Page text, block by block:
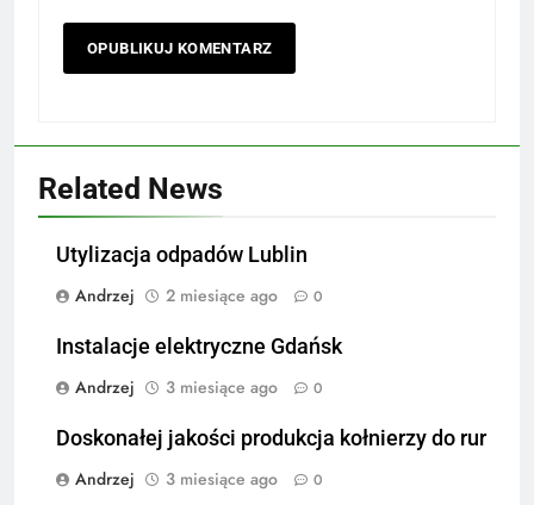
Related News
Utylizacja odpadów Lublin
Andrzej
2 miesiące ago 0
Instalacje elektryczne Gdańsk
Andrzej
3 miesiące ago 0
Doskonałej jakości produkcja kołnierzy do rur
Andrzej
3 miesiące ago 0